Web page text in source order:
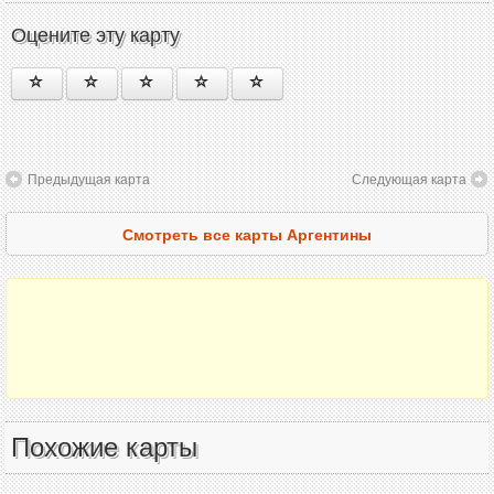
Оцените эту карту
Предыдущая карта Следующая карта
Смотреть все карты Аргентины
Похожие карты